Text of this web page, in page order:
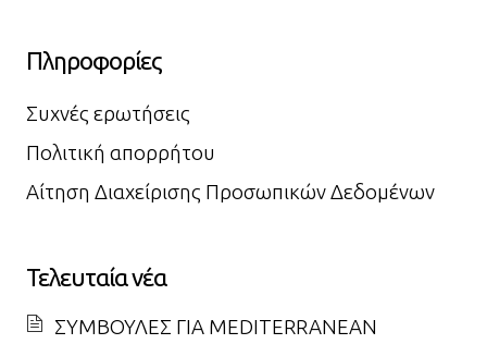
Πληροφορίες
Συχνές ερωτήσεις
Πολιτική απορρήτου
Αίτηση Διαχείρισης Προσωπικών Δεδομένων
Τελευταία νέα
ΣΥΜΒΟΥΛΕΣ ΓΙΑ MEDITERRANEAN